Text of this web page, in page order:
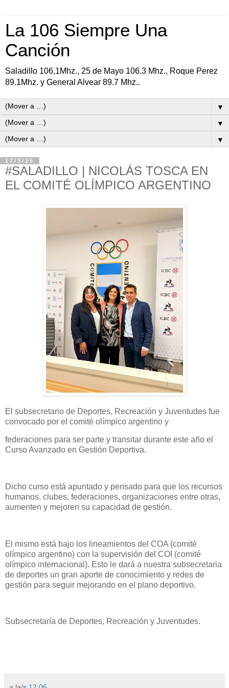
La 106 Siempre Una
Canción
Saladillo 106,1Mhz., 25 de Mayo 106.3 Mhz., Roque Perez
89.1Mhz. y General Alvear 89.7 Mhz..
▼
▼
▼
17/3/25
#SALADILLO | NICOLÁS TOSCA EN
EL COMITÉ OLÍMPICO ARGENTINO
El subsecretario de Deportes, Recreación y Juventudes fue
convocado por el comité olímpico argentino y
federaciones para ser parte y transitar durante este año el
Curso Avanzado en Gestión Deportiva.
Dicho curso está apuntado y pensado para que los recursos
humanos, clubes, federaciones, organizaciones entre otras,
aumenten y mejoren su capacidad de gestión.
El mismo está bajo los lineamientos del COA (comité
olímpico argentino) con la supervisión del COI (comité
olímpico internacional). Esto le dará a nuestra subsecretaria
de deportes un gran aporte de conocimiento y redes de
gestión para seguir mejorando en el plano deportivo.
Subsecretaría de Deportes, Recreación y Juventudes.